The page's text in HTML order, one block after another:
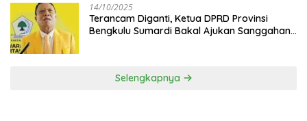
14/10/2025
Terancam Diganti, Ketua DPRD Provinsi
Bengkulu Sumardi Bakal Ajukan Sanggahan
Selengkapnya